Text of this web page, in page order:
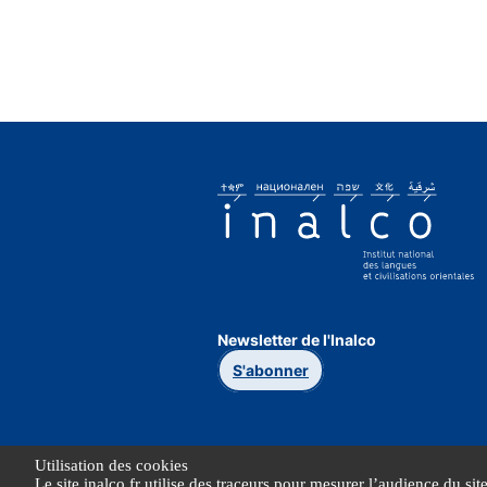
Utilisation des cookies
Newsletter de l'Inalco
S'abonner